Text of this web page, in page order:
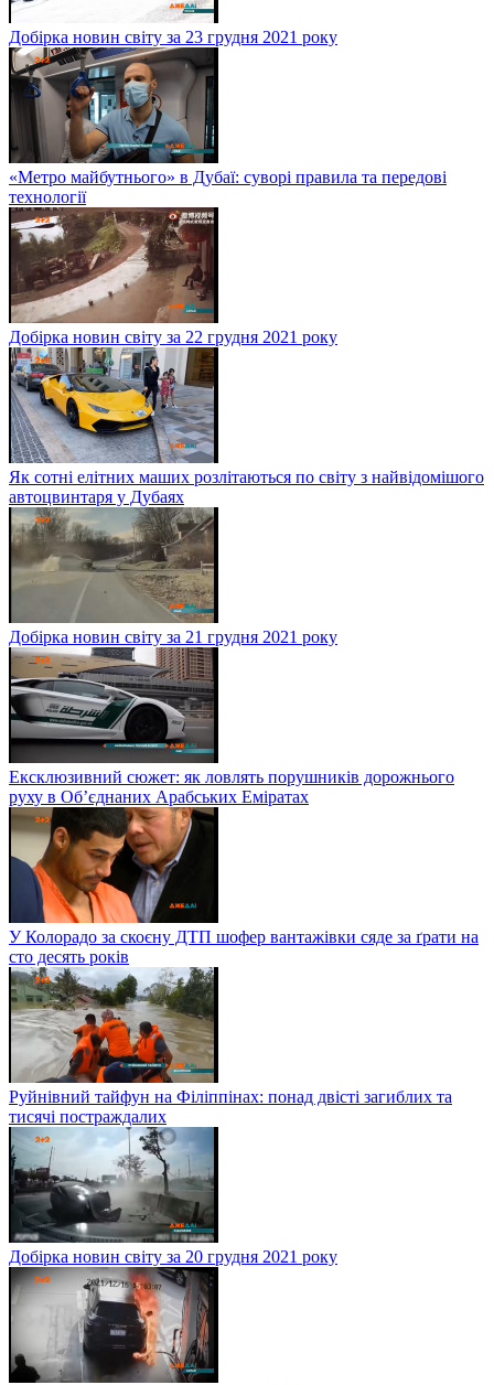
Добірка новин світу за 23 грудня 2021 року
«Метро майбутнього» в Дубаї: суворі правила та передові
технології
Добірка новин світу за 22 грудня 2021 року
Як сотні елітних маших розлітаються по світу з найвідомішого
автоцвинтаря у Дубаях
Добірка новин світу за 21 грудня 2021 року
Ексклюзивний сюжет: як ловлять порушників дорожнього
руху в Об’єднаних Арабських Еміратах
У Колорадо за скоєну ДТП шофер вантажівки сяде за ґрати на
сто десять років
Руйнівний тайфун на Філіппінах: понад двісті загиблих та
тисячі постраждалих
Добірка новин світу за 20 грудня 2021 року